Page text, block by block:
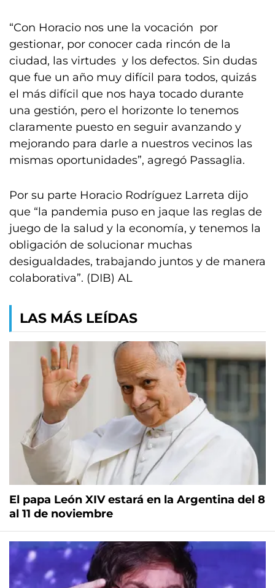
“Con Horacio nos une la vocación por
gestionar, por conocer cada rincón de la
ciudad, las virtudes y los defectos. Sin dudas
que fue un año muy difícil para todos, quizás
el más difícil que nos haya tocado durante
una gestión, pero el horizonte lo tenemos
claramente puesto en seguir avanzando y
mejorando para darle a nuestros vecinos las
mismas oportunidades”, agregó Passaglia.
Por su parte Horacio Rodríguez Larreta dijo
que “la pandemia puso en jaque las reglas de
juego de la salud y la economía, y tenemos la
obligación de solucionar muchas
desigualdades, trabajando juntos y de manera
colaborativa”. (DIB) AL
LAS MÁS LEÍDAS
El papa León XIV estará en la Argentina del 8
al 11 de noviembre